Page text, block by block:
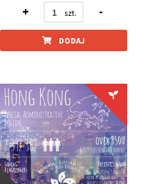
+
-
DODAJ